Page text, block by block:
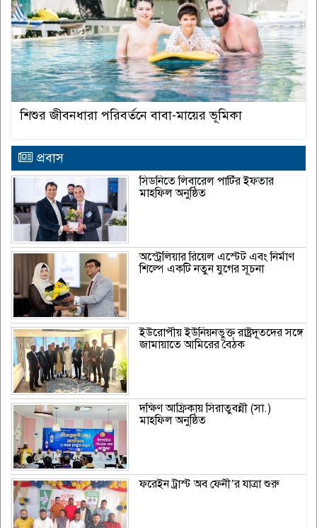
শিশুর জীবনধারা পরিবর্তনে বাবা-মায়ের ভূমিকা
প্রবাস
সিডনিতে লিবারেল পার্টির ইফতার
মাহফিল অনুষ্ঠিত
অস্ট্রেলিয়ার রিয়েল এস্টেট এবং নির্মাণ
শিল্পে একটি নতুন যুগের সূচনা
ইউরোপীয় ইউনিয়নভুক্ত রাষ্ট্রদূতদের সঙ্গে
জামায়াতে আমিরের বৈঠক
দক্ষিণ আফ্রিকায় সিরাতুবন্নী (সা.)
মাহফিল অনুষ্ঠিত
ফরেইন ট্রাস্ট অব ফেনী’র যাত্রা শুরু